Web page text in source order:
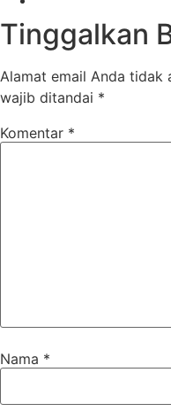
Tinggalkan
Alamat email Anda tidak
wajib ditandai *
Komentar *
Nama *